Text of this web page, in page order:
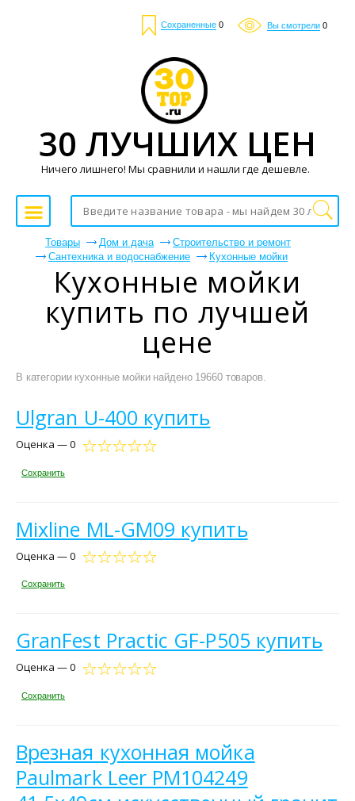
Сохраненные 0 Вы смотрели 0
Товары Дом и дача
Строительство и ремонт
Сантехника и водоснабжение
Кухонные мойки
Кухонные мойки
купить по лучшей
цене
В категории кухонные мойки найдено 19660 товаров.
Ulgran U-400 купить
Оценка — 0
Сохранить
Mixline ML-GM09 купить
Оценка — 0
Сохранить
GranFest Practic GF-P505 купить
Оценка — 0
Сохранить
Врезная кухонная мойка
Paulmark Leer PM104249
30 ЛУЧШИХ ЦЕН
Ничего лишнего! Мы сравнили и нашли где дешевле.